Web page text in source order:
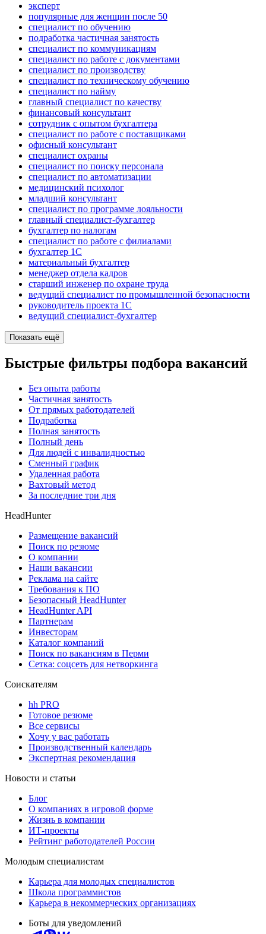
эксперт
популярные для женщин после 50
специалист по обучению
подработка частичная занятость
специалист по коммуникациям
специалист по работе с документами
специалист по производству
специалист по техническому обучению
специалист по найму
главный специалист по качеству
финансовый консультант
сотрудник с опытом бухгалтера
специалист по работе с поставщиками
офисный консультант
специалист охраны
специалист по поиску персонала
специалист по автоматизации
медицинский психолог
младший консультант
специалист по программе лояльности
главный специалист-бухгалтер
бухгалтер по налогам
специалист по работе с филиалами
бухгалтер 1C
материальный бухгалтер
менеджер отдела кадров
старший инженер по охране труда
ведущий специалист по промышленной безопасности
руководитель проекта 1C
ведущий специалист-бухгалтер
Показать ещё
Быстрые фильтры подбора вакансий
Без опыта работы
Частичная занятость
От прямых работодателей
Подработка
Полная занятость
Полный день
Для людей с инвалидностью
Сменный график
Удаленная работа
Вахтовый метод
За последние три дня
HeadHunter
Размещение вакансий
Поиск по резюме
О компании
Наши вакансии
Реклама на сайте
Требования к ПО
Безопасный HeadHunter
HeadHunter API
Партнерам
Инвесторам
Каталог компаний
Поиск по вакансиям в Перми
Сетка: соцсеть для нетворкинга
Соискателям
hh PRO
Готовое резюме
Все сервисы
Хочу у вас работать
Производственный календарь
Экспертная рекомендация
Новости и статьи
Блог
О компаниях в игровой форме
Жизнь в компании
ИТ-проекты
Рейтинг работодателей России
Молодым специалистам
Карьера для молодых специалистов
Школа программистов
Карьера в некоммерческих организациях
Боты для уведомлений